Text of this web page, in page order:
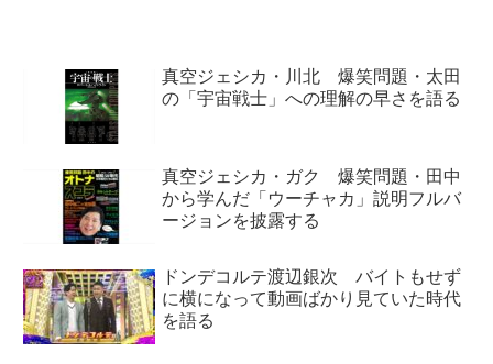
真空ジェシカ・川北 爆笑問題・太田
の「宇宙戦士」への理解の早さを語る
真空ジェシカ・ガク 爆笑問題・田中
から学んだ「ウーチャカ」説明フルバ
ージョンを披露する
ドンデコルテ渡辺銀次 バイトもせず
に横になって動画ばかり見ていた時代
を語る